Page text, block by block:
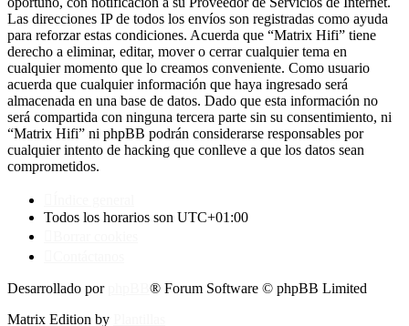
Las direcciones IP de todos los envíos son registradas como ayuda
para reforzar estas condiciones. Acuerda que “Matrix Hifi” tiene
derecho a eliminar, editar, mover o cerrar cualquier tema en
cualquier momento que lo creamos conveniente. Como usuario
acuerda que cualquier información que haya ingresado será
almacenada en una base de datos. Dado que esta información no
será compartida con ninguna tercera parte sin su consentimiento, ni
“Matrix Hifi” ni phpBB podrán considerarse responsables por
cualquier intento de hacking que conlleve a que los datos sean
comprometidos.
Todos los horarios son UTC+01:00
Desarrollado por
® Forum Software © phpBB Limited
Matrix Edition by